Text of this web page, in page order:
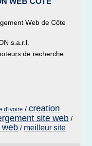
Web de Côte
s.a.r.l.
de recherche
d'ivoire / creation
site web /
web / meilleur site